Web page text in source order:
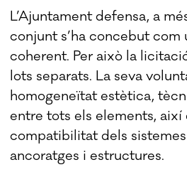
L’Ajuntament defensa, a
conjunt s’ha concebut
coherent. Per això la
lots separats. La seva
homogeneïtat estètica,
entre tots els elements, així
compatibilitat dels
ancoratges i estructures.